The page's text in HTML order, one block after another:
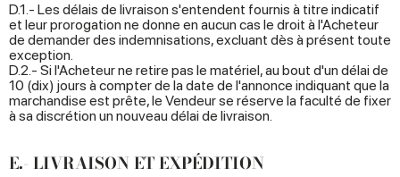
D.1.- Les délais de livraison s'entendent fournis à titre indicatif
et leur prorogation ne donne en aucun cas le droit à l'Acheteur
de demander des indemnisations, excluant dès à présent toute
exception.
D.2.- Si l'Acheteur ne retire pas le matériel, au bout d'un délai de
10 (dix) jours à compter de la date de l'annonce indiquant que la
marchandise est prête, le Vendeur se réserve la faculté de fixer
à sa discrétion un nouveau délai de livraison.
E.- LIVRAISON ET EXPÉDITION